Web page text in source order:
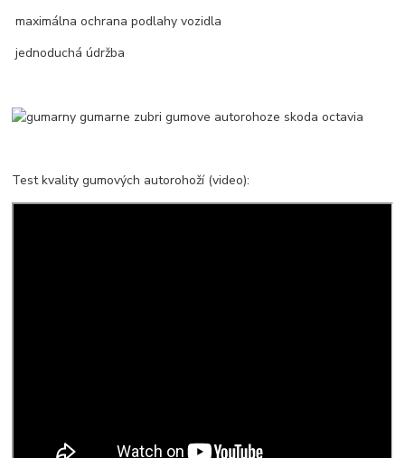
maximálna ochrana podlahy vozidla
jednoduchá údržba
Test kvality gumových autorohoží (video):